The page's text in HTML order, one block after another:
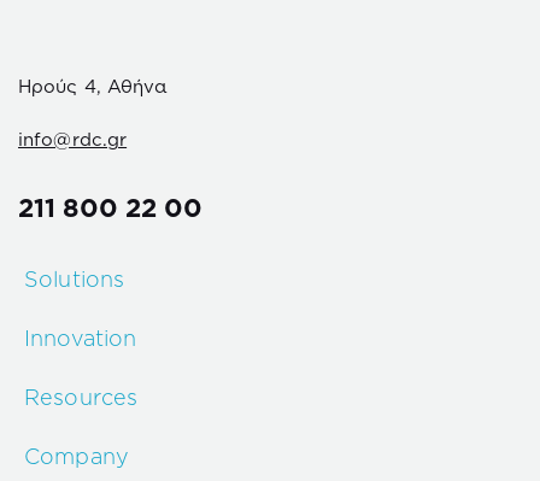
Ηρούς 4, Αθήνα
info@rdc.gr
211 800 22 00
Solutions
Innovation
Resources
Company